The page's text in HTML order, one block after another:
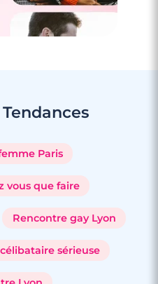
Tendances
Paris
vous que faire
Rencontre gay Lyon
sérieuse